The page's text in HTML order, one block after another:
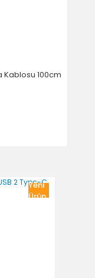
Kablosu 100cm
Yeni
Ürün